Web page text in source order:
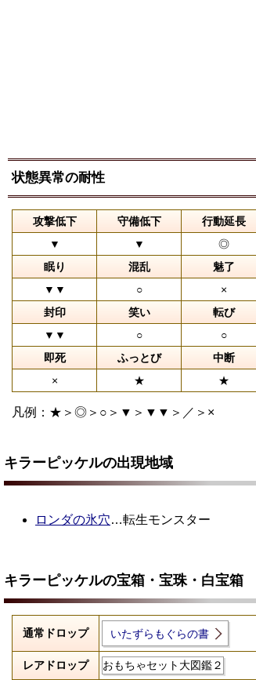
状態異常の耐性
攻撃低下 守備低下 行動延長
▼
▼ ◎
眠り
混乱 魅了
▼▼
○ ×
封印
笑い 転び
▼▼
○ ○
即死
ふっとび 中断
×
★ ★
凡例：★＞◎＞○＞▼＞▼▼＞／＞×
キラーピッケルの出現地域
ロンダの氷穴…転生モンスター
キラーピッケルの宝箱・宝珠・白宝箱
通常ドロップ いたずらもぐらの書
レアドロップ おもちゃセット大図鑑２